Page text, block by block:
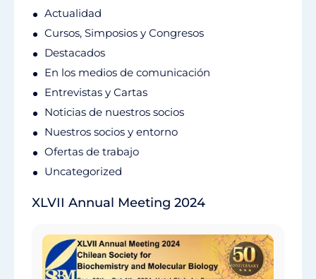
Actualidad
Cursos, Simposios y Congresos
Destacados
En los medios de comunicación
Entrevistas y Cartas
Noticias de nuestros socios
Nuestros socios y entorno
Ofertas de trabajo
Uncategorized
XLVII Annual Meeting 2024